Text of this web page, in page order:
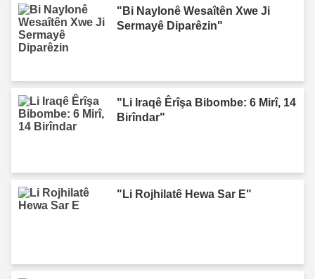
"Bi Naylonê Wesaîtên Xwe Ji
Sermayê Diparêzin"
"Li Iraqê Êrîşa Bibombe: 6 Mirî, 14
Birîndar"
"Li Rojhilatê Hewa Sar E"